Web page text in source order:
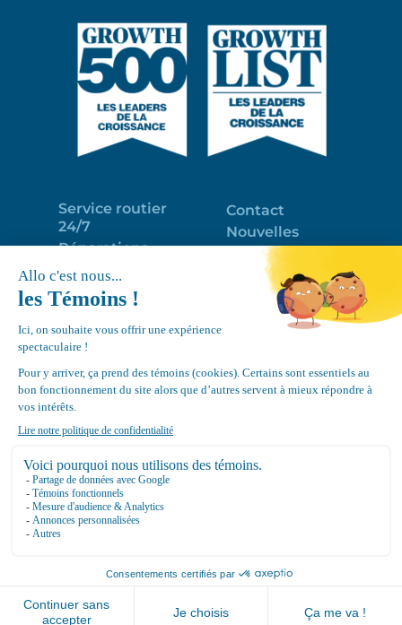
Service routier
24/7
Réparations
Programme
d’entretien
Déneigement
de toits
Équipements
Contact
Nouvelles
Portail clients
Emploi
Politique de
Google
4.7
Location Canvec © All Rights Reserved 2025.